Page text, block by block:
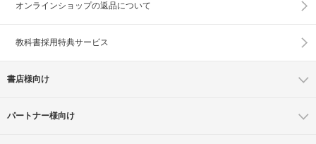
オンラインショップの返品について
教科書採用特典サービス
書店様向け
パートナー様向け